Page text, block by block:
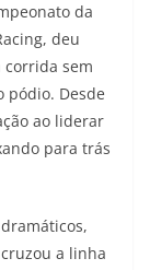
da
deu
sem
pódio. Desde
ao liderar
para trás
a linha